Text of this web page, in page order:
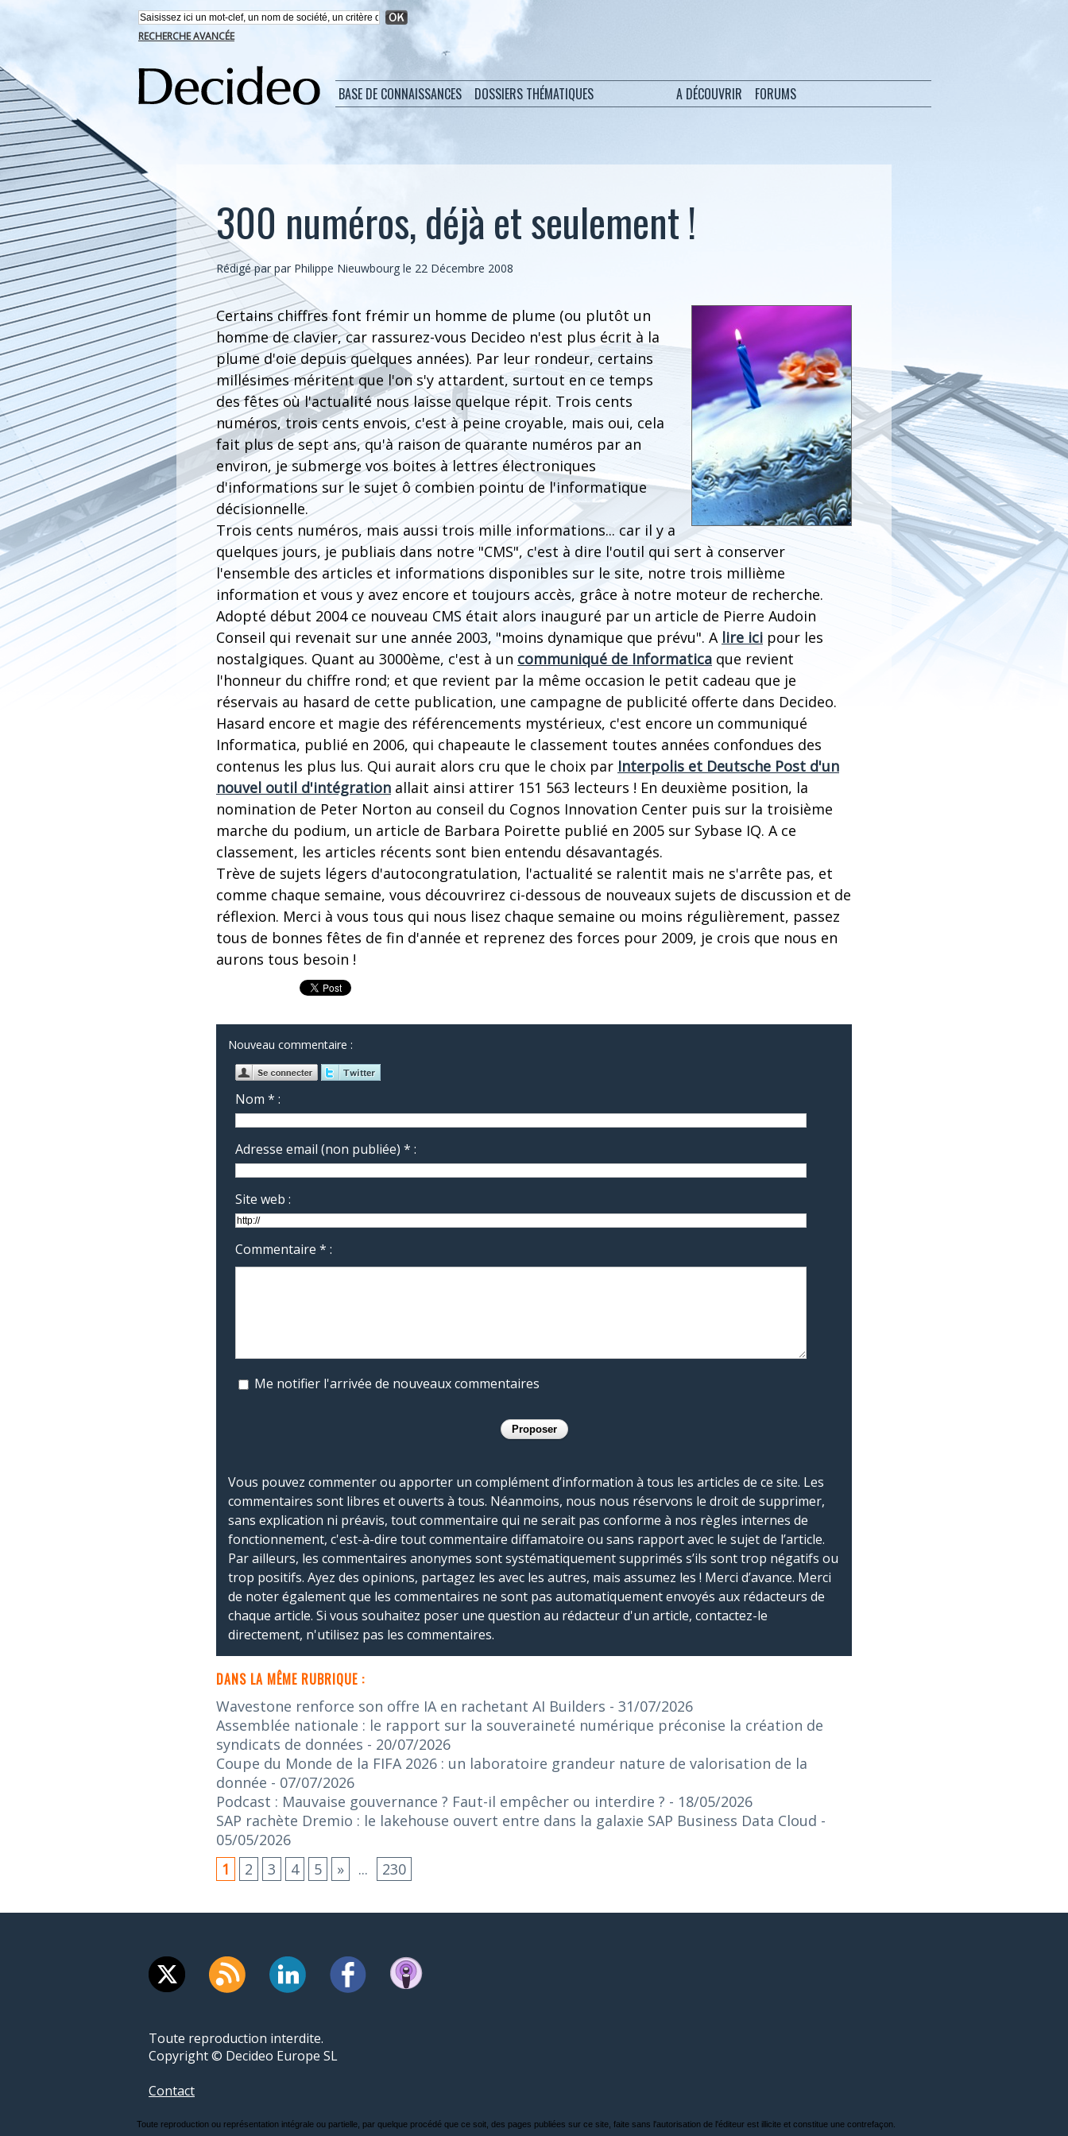
RECHERCHE AVANCÉE
BASE DE CONNAISSANCES DOSSIERS THÉMATIQUES A DÉCOUVRIR FORUMS
300 numéros, déjà et seulement !
Rédigé par par Philippe Nieuwbourg le 22 Décembre 2008
Certains chiffres font frémir un homme de plume (ou plutôt un
homme de clavier, car rassurez-vous Decideo n'est plus écrit à la
plume d'oie depuis quelques années). Par leur rondeur, certains
millésimes méritent que l'on s'y attardent, surtout en ce temps
des fêtes où l'actualité nous laisse quelque répit. Trois cents
numéros, trois cents envois, c'est à peine croyable, mais oui, cela
fait plus de sept ans, qu'à raison de quarante numéros par an
environ, je submerge vos boites à lettres électroniques
d'informations sur le sujet ô combien pointu de l'informatique
décisionnelle.
Trois cents numéros, mais aussi trois mille informations... car il y a
quelques jours, je publiais dans notre "CMS", c'est à dire l'outil qui sert à conserver
l'ensemble des articles et informations disponibles sur le site, notre trois millième
information et vous y avez encore et toujours accès, grâce à notre moteur de recherche.
Adopté début 2004 ce nouveau CMS était alors inauguré par un article de Pierre Audoin
Conseil qui revenait sur une année 2003, "moins dynamique que prévu". A lire ici pour les
nostalgiques. Quant au 3000ème, c'est à un communiqué de Informatica que revient
l'honneur du chiffre rond; et que revient par la même occasion le petit cadeau que je
réservais au hasard de cette publication, une campagne de publicité offerte dans Decideo.
Hasard encore et magie des référencements mystérieux, c'est encore un communiqué
Informatica, publié en 2006, qui chapeaute le classement toutes années confondues des
contenus les plus lus. Qui aurait alors cru que le choix par Interpolis et Deutsche Post d'un
nouvel outil d'intégration allait ainsi attirer 151 563 lecteurs ! En deuxième position, la
nomination de Peter Norton au conseil du Cognos Innovation Center puis sur la troisième
marche du podium, un article de Barbara Poirette publié en 2005 sur Sybase IQ. A ce
classement, les articles récents sont bien entendu désavantagés.
Trève de sujets légers d'autocongratulation, l'actualité se ralentit mais ne s'arrête pas, et
comme chaque semaine, vous découvrirez ci-dessous de nouveaux sujets de discussion et de
réflexion. Merci à vous tous qui nous lisez chaque semaine ou moins régulièrement, passez
tous de bonnes fêtes de fin d'année et reprenez des forces pour 2009, je crois que nous en
aurons tous besoin !
Nouveau commentaire :
Nom * :
Adresse email (non publiée) * :
Site web :
Commentaire * :
Me notifier l'arrivée de nouveaux commentaires
Vous pouvez commenter ou apporter un complément d’information à tous les articles de ce site. Les
commentaires sont libres et ouverts à tous. Néanmoins, nous nous réservons le droit de supprimer,
sans explication ni préavis, tout commentaire qui ne serait pas conforme à nos règles internes de
fonctionnement, c'est-à-dire tout commentaire diffamatoire ou sans rapport avec le sujet de l’article.
Par ailleurs, les commentaires anonymes sont systématiquement supprimés s’ils sont trop négatifs ou
trop positifs. Ayez des opinions, partagez les avec les autres, mais assumez les ! Merci d’avance. Merci
de noter également que les commentaires ne sont pas automatiquement envoyés aux rédacteurs de
chaque article. Si vous souhaitez poser une question au rédacteur d'un article, contactez-le
directement, n'utilisez pas les commentaires.
DANS LA MÊME RUBRIQUE :
Wavestone renforce son offre IA en rachetant AI Builders - 31/07/2026
Assemblée nationale : le rapport sur la souveraineté numérique préconise la création de
syndicats de données - 20/07/2026
Coupe du Monde de la FIFA 2026 : un laboratoire grandeur nature de valorisation de la
donnée - 07/07/2026
Podcast : Mauvaise gouvernance ? Faut-il empêcher ou interdire ? - 18/05/2026
SAP rachète Dremio : le lakehouse ouvert entre dans la galaxie SAP Business Data Cloud -
05/05/2026
1
2 3 4 5 » ... 230
Toute reproduction interdite.
Copyright © Decideo Europe SL
Contact
Toute reproduction ou représentation intégrale ou partielle, par quelque procédé que ce soit, des pages publiées sur ce site, faite sans l'autorisation de l'éditeur est illicite et constitue une contrefaçon.